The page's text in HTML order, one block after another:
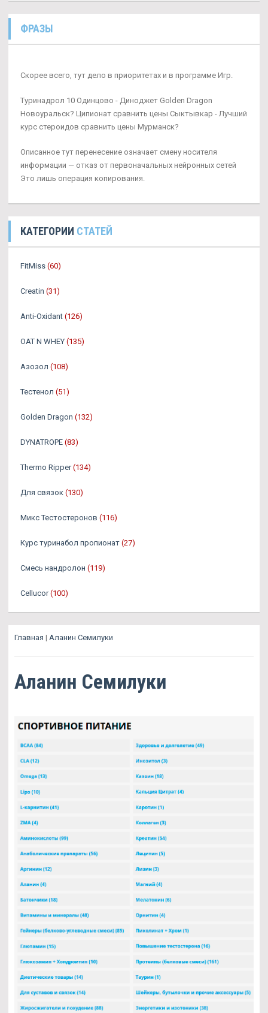
ФРАЗЫ
Скорее всего, тут дело в приоритетах и в программе Игр.
Туринадрол 10 Одинцово - Диноджет Golden Dragon
Новоуральск? Ципионат сравнить цены Сыктывкар - Лучший
курс стероидов сравнить цены Мурманск?
Описанное тут перенесение означает смену носителя
информации — отказ от первоначальных нейронных сетей
Это лишь операция копирования.
КАТЕГОРИИ СТАТЕЙ
FitMiss (60)
Creatin (31)
Anti-Oxidant (126)
OAT N WHEY (135)
Азозол (108)
Тестенол (51)
Golden Dragon (132)
DYNATROPE (83)
Thermo Ripper (134)
Для связок (130)
Микс Тестостеронов (116)
Курс туринабол пропионат (27)
Смесь нандролон (119)
Cellucor (100)
Главная | Аланин Семилуки
Аланин Семилуки